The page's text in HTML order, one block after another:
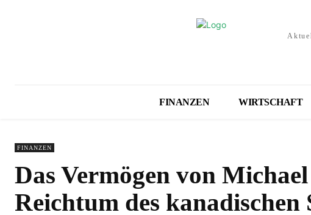
FINANZEN WIRTSCHAFT
FINANZEN
Das Vermögen von
Reichtum des kanadischen